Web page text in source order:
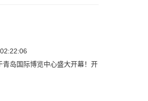
岛国际博览中心盛大开幕！开